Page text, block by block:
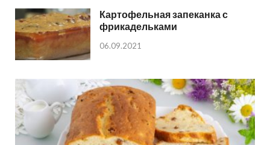
Картофельная запеканка с
фрикадельками
06.09.2021